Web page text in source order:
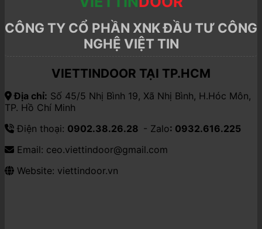
CÔNG TY CỔ PHẦN XNK ĐẦU TƯ CÔNG
NGHỆ VIỆT TIN
VIETTINDOOR TẠI TP.HCM
Địa chỉ: Số 45/5 Nhị Bình 19, Xã Nhị Bình, H.Hóc Môn,
TP. Hồ Chí Minh
Điện thoại: 0902.38.26.28 - Zalo: 0932.616.225
Email: ceo.viettindoor@gmail.com
Website: viettindoor.vn